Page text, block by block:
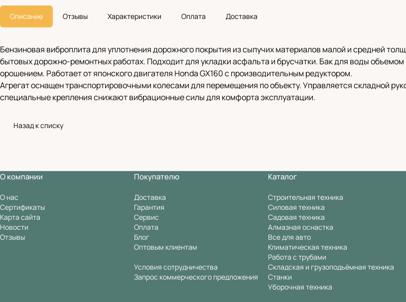
Описание Отзывы Характеристики Оплата Доставка
Бензиновая виброплита для уплотнения дорожного покрытия из сыпучих материалов малой и средней
бытовых дорожно-ремонтных работах. Подходит для укладки асфальта и брусчатки. Бак для воды объемом
орошением. Работает от японского двигателя Honda GX160 с производительным редуктором.
Агрегат оснащен транспортировочными колесами для перемещения по объекту. Управляется складной
специальные крепления снижают вибрационные силы для комфорта эксплуатации.
Назад к списку
О компании
О нас
Сертификаты
Карта сайта
Новости
Отзывы
Покупателю
Доставка
Гарантия
Сервис
Оплата
Блог
Оптовым клиентам
Условия сотрудничества
Запрос коммерческого предложения
Каталог
Строительная техника
Силовая техника
Садовая техника
Алмазная оснастка
Все для авто
Климатическая техника
Работа с трубами
Складская и грузоподъёмная техника
Станки
Уборочная техника